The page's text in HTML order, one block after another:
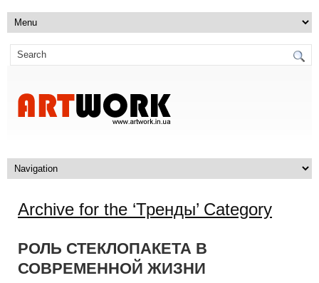
Archive for the ‘Тренды’ Category
РОЛЬ СТЕКЛОПАКЕТА В
СОВРЕМЕННОЙ ЖИЗНИ